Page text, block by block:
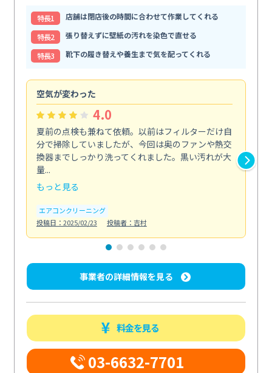
特⻑1
店舗は閉店後の時間に合わせて作業してくれる
特⻑2
張り替えずに壁紙の汚れを染色で直せる
特⻑3
靴下の履き替えや養生まで気を配ってくれる
空気が変わった
4.0
夏前の点検も兼ねて依頼。以前はフィルターだけ自
分で掃除していましたが、今回は奥のファンや熱交
換器までしっかり洗ってくれました。黒い汚れが大
量...
もっと見る
エアコンクリーニング
投稿日：2025/02/23
投稿者：吉村
事業者の詳細情報を見る
料金を見る
03-6632-7701